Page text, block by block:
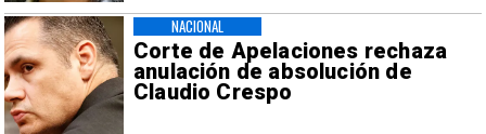
Corte de Apelaciones rechaza
anulación de absolución de
Claudio Crespo
NACIONAL